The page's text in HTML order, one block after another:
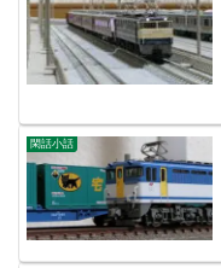
閑話小話